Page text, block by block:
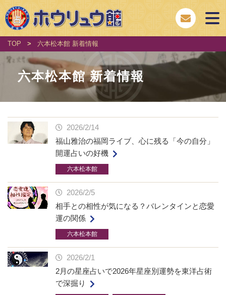
TOP > 六本松本館 新着情報
六本松本館 新着情報
2026/2/14
福山雅治の福岡ライブ、心に残る「今の自分」
開運占いの好機
六本松本館
2026/2/5
相手との相性が気になる？バレンタインと恋愛
運の関係
六本松本館
2026/2/1
2月の星座占いで2026年星座別運勢を東洋占術
で深掘り